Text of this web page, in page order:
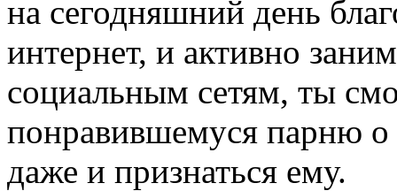
на сегодняшний день
интернет, и активно
социальным сетям, ты
понравившемуся парню о
даже и признаться ему.